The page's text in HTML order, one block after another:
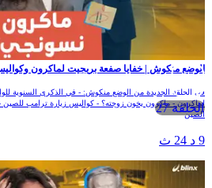
الحلقة 27
الوضع منكوش | خفايا صفعة بريجيت لماكرون وكواليس
في الحلقة الجديدة من الوضع منكوش: - في الذكرى السنوية
لماكرون - ماكرون يخون زوجته؟ - كواليس زيارة ترامب للصين
الصين